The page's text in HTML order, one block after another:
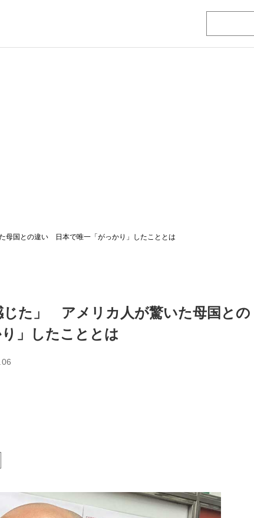
母国との違い 日本で唯一「がっかり」したこととは
じた」 アメリカ人が驚いた母国との
」したこととは